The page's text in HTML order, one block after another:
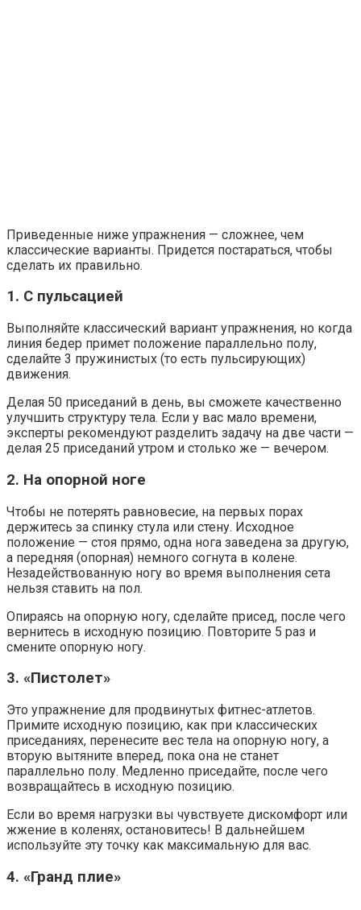
Приведенные ниже упражнения — сложнее, чем
классические варианты. Придется постараться, чтобы
сделать их правильно.
1. С пульсацией
Выполняйте классический вариант упражнения, но когда
линия бедер примет положение параллельно полу,
сделайте 3 пружинистых (то есть пульсирующих)
движения.
Делая 50 приседаний в день, вы сможете качественно
улучшить структуру тела. Если у вас мало времени,
эксперты рекомендуют разделить задачу на две части —
делая 25 приседаний утром и столько же — вечером.
2. На опорной ноге
Чтобы не потерять равновесие, на первых порах
держитесь за спинку стула или стену. Исходное
положение — стоя прямо, одна нога заведена за другую,
а передняя (опорная) немного согнута в колене.
Незадействованную ногу во время выполнения сета
нельзя ставить на пол.
Опираясь на опорную ногу, сделайте присед, после чего
вернитесь в исходную позицию. Повторите 5 раз и
смените опорную ногу.
3. «Пистолет»
Это упражнение для продвинутых фитнес-атлетов.
Примите исходную позицию, как при классических
приседаниях, перенесите вес тела на опорную ногу, а
вторую вытяните вперед, пока она не станет
параллельно полу. Медленно приседайте, после чего
возвращайтесь в исходную позицию.
Если во время нагрузки вы чувствуете дискомфорт или
жжение в коленях, остановитесь! В дальнейшем
используйте эту точку как максимальную для вас.
4. «Гранд плие»